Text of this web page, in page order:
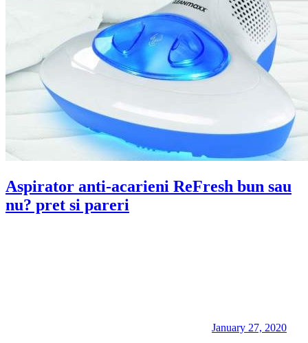
Aspirator anti-acarieni ReFresh bun sau
nu? pret si pareri
January 27, 2020